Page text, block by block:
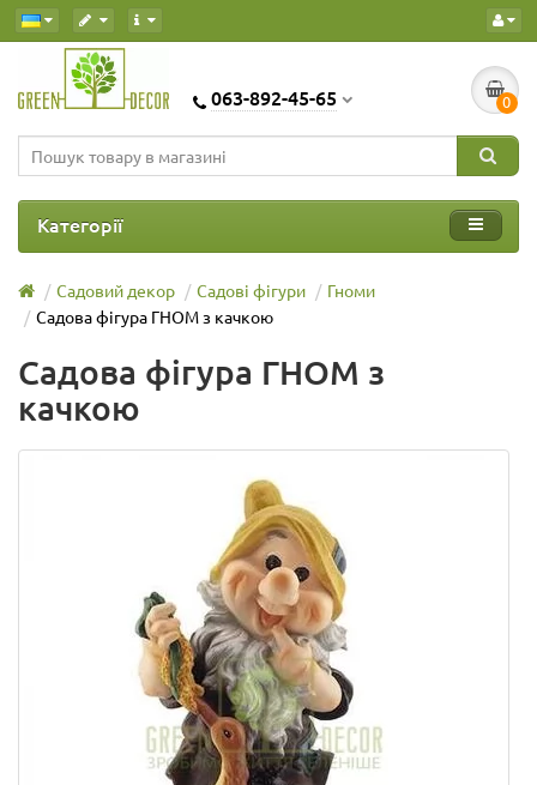
063-892-45-65 0
Категорії
Садовий декор Садові фігури
Гноми
Садова фігура ГНОМ з качкою
Садова фігура ГНОМ з
качкою